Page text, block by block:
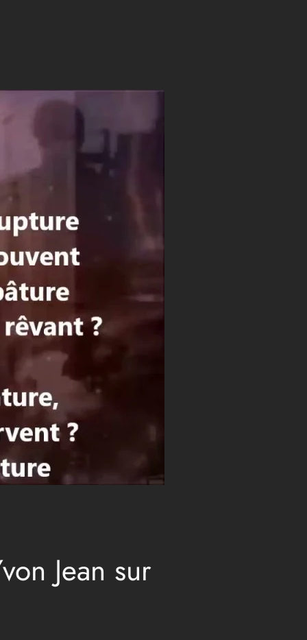
Jean sur